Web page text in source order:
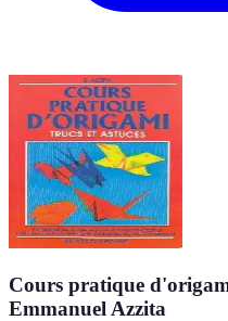
Cours pratique
Emmanuel Azzita